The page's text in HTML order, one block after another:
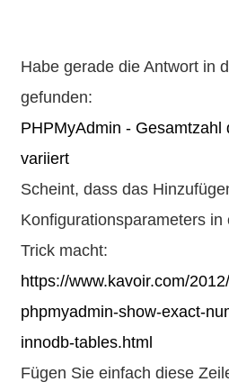
Habe gerade die Antwort in
gefunden:
PHPMyAdmin - Gesamtzahl
variiert
Scheint, dass das
Konfigurationsparameters in
Trick macht:
https://www.kavoir.com/
phpmyadmin-show-exact-
innodb-tables.html
Fügen Sie einfach diese